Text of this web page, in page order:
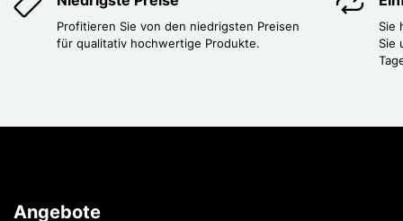
Profitieren Sie von den niedrigsten Preisen
für qualitativ hochwertige Produkte.
Sie
Sie
Angebote